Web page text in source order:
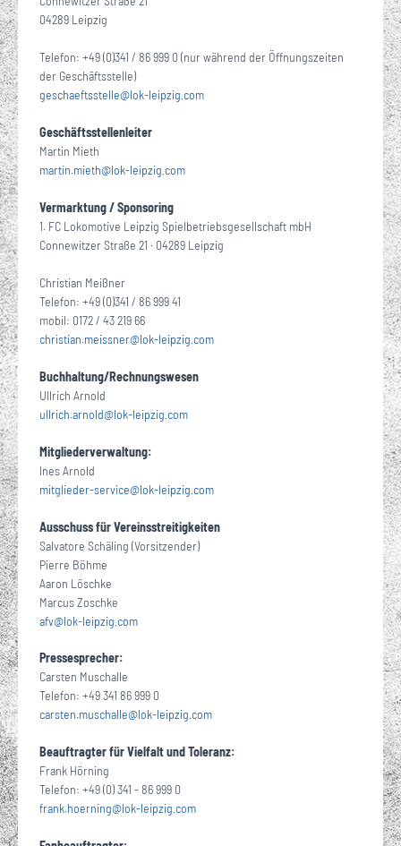
04289 Leipzig
Telefon: +49 (0)341 / 86 999 0 (nur während der Öffnungszeiten
der Geschäftsstelle)
geschaeftsstelle@lok-leipzig·com
Geschäftsstellenleiter
Martin Mieth
martin.mieth@lok-leipzig·com
Vermarktung / Sponsoring
1. FC Lokomotive Leipzig Spielbetriebsgesellschaft mbH
Connewitzer Straße 21 · 04289 Leipzig
Christian Meißner
Telefon: +49 (0)341 / 86 999 41
mobil: 0172 / 43 219 66
christian.meissner@lok-leipzig·com
Buchhaltung/Rechnungswesen
Ullrich Arnold
ullrich.arnold@lok-leipzig·com
Mitgliederverwaltung:
Ines Arnold
mitglieder-service@lok-leipzig·com
Ausschuss für Vereinsstreitigkeiten
Salvatore Schäling (Vorsitzender)
Pierre Böhme
Aaron Löschke
Marcus Zoschke
afv@lok-leipzig·com
Pressesprecher:
Carsten Muschalle
Telefon: +49 341 86 999 0
carsten.muschalle@lok-leipzig·com
Beauftragter für Vielfalt und Toleranz:
Frank Hörning
Telefon: +49 (0) 341 - 86 999 0
frank.hoerning@lok-leipzig·com